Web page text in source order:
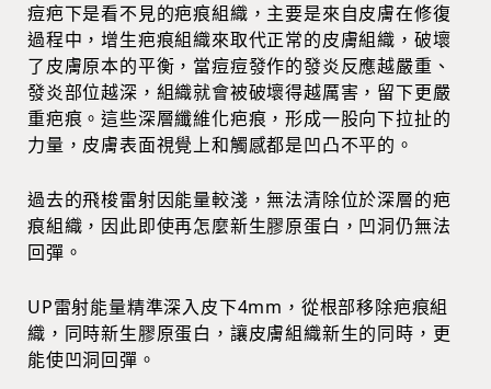
痘疤下是看不見的疤痕組織，主要是來自皮膚在修復
過程中，增生疤痕組織來取代正常的皮膚組織，破壞
了皮膚原本的平衡，當痘痘發作的發炎反應越嚴重、
發炎部位越深，組織就會被破壞得越厲害，留下更嚴
重疤痕。這些深層纖維化疤痕，形成一股向下拉扯的
力量，皮膚表面視覺上和觸感都是凹凸不平的。
過去的飛梭雷射因能量較淺，無法清除位於深層的疤
痕組織，因此即使再怎麼新生膠原蛋白，凹洞仍無法
回彈。
UP雷射能量精準深入皮下4mm，從根部移除疤痕組
織，同時新生膠原蛋白，讓皮膚組織新生的同時，更
能使凹洞回彈。